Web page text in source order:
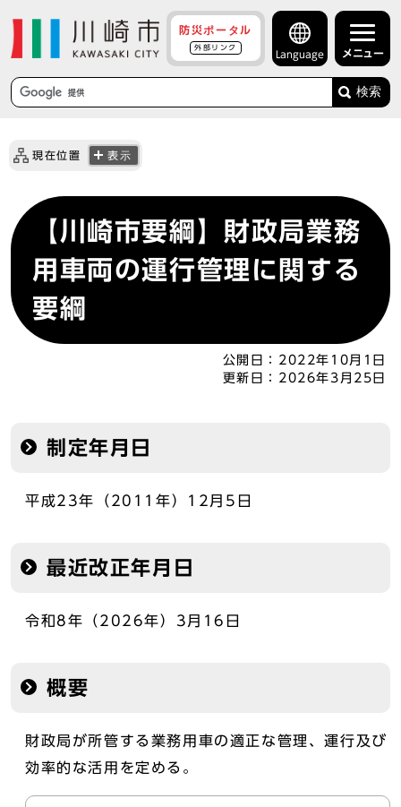
防災ポータル
外部リンク
Language メニュー
検索
現在位置 表示
【川崎市要綱】財政局業務
用車両の運行管理に関する
要綱
公開日： 2022年10月1日
更新日： 2026年3月25日
制定年月日
平成23年（2011年）12月5日
最近改正年月日
令和8年（2026年）3月16日
概要
財政局が所管する業務用車の適正な管理、運行及び
効率的な活用を定める。